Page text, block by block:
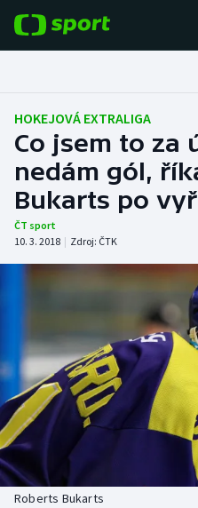
Fotbal
Hokej
Tenis
Atletika
Americký fotbal
Baseball a softbal
Basketbal
Biatlon
NEPŘEHLÉDNĚTE
Soutěže
Historické návraty
Aplikace ČT sport
HOKEJOVÁ EXTRALIGA
Co jsem to za
nedám gól,
Bukarts po
ČT sport
10. 3. 2018 | Zdroj: ČTK
Roberts Bukarts